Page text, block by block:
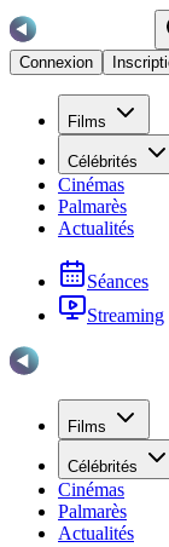
Connexion
Films
Célébrités
Cinémas
Palmarès
Actualités
Séances
Streaming
Films
Célébrités
Cinémas
Palmarès
Actualités